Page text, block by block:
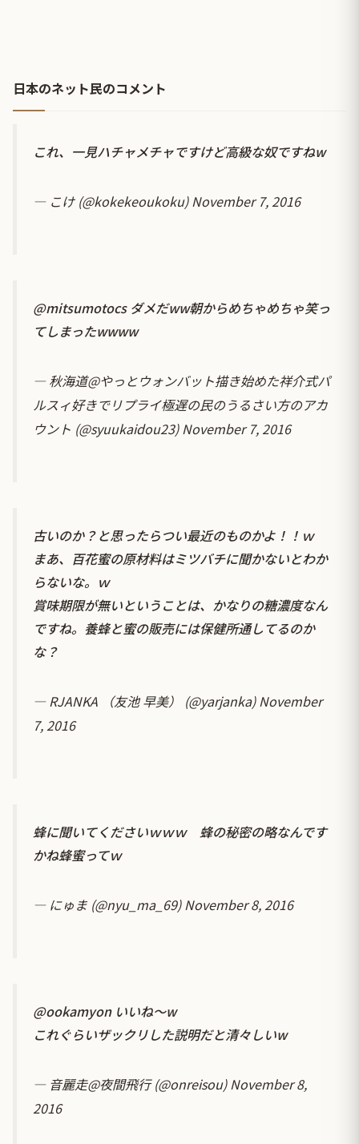
日本のネット民のコメント
これ、一見ハチャメチャですけど高級な奴ですねw
— こけ (@kokekeoukoku) November 7, 2016
@mitsumotocsダメだww朝からめちゃめちゃ笑っ
てしまったwwww
— 秋海道@やっとウォンバット描き始めた祥介式パ
ルスィ好きでリプライ極遅の民のうるさい方のアカ
ウント (@syuukaidou23) November 7, 2016
古いのか？と思ったらつい最近のものかよ！！ｗ
まあ、百花蜜の原材料はミツバチに聞かないとわか
らないな。ｗ
賞味期限が無いということは、かなりの糖濃度なん
ですね。養蜂と蜜の販売には保健所通してるのか
な？
— RJANKA （友池 早美） (@yarjanka) November
7, 2016
蜂に聞いてくださいｗｗｗ 蜂の秘密の略なんです
かね蜂蜜ってｗ
— にゅま (@nyu_ma_69) November 8, 2016
@ookamyonいいね～w
これぐらいザックリした説明だと清々しいw
— 音麗走@夜間飛行 (@onreisou) November 8,
2016